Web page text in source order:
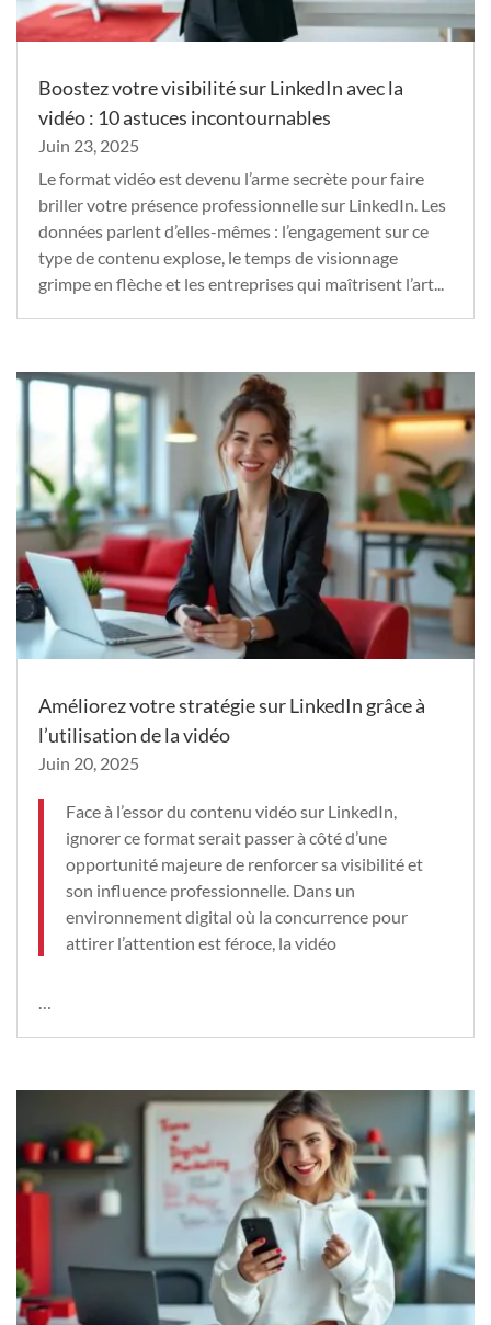
Boostez votre visibilité sur LinkedIn avec la
vidéo : 10 astuces incontournables
Juin 23, 2025
Le format vidéo est devenu l’arme secrète pour faire
briller votre présence professionnelle sur LinkedIn. Les
données parlent d’elles-mêmes : l’engagement sur ce
type de contenu explose, le temps de visionnage
grimpe en flèche et les entreprises qui maîtrisent l’art...
Améliorez votre stratégie sur LinkedIn grâce à
l’utilisation de la vidéo
Juin 20, 2025
Face à l’essor du contenu vidéo sur LinkedIn,
ignorer ce format serait passer à côté d’une
opportunité majeure de renforcer sa visibilité et
son influence professionnelle. Dans un
environnement digital où la concurrence pour
attirer l’attention est féroce, la vidéo